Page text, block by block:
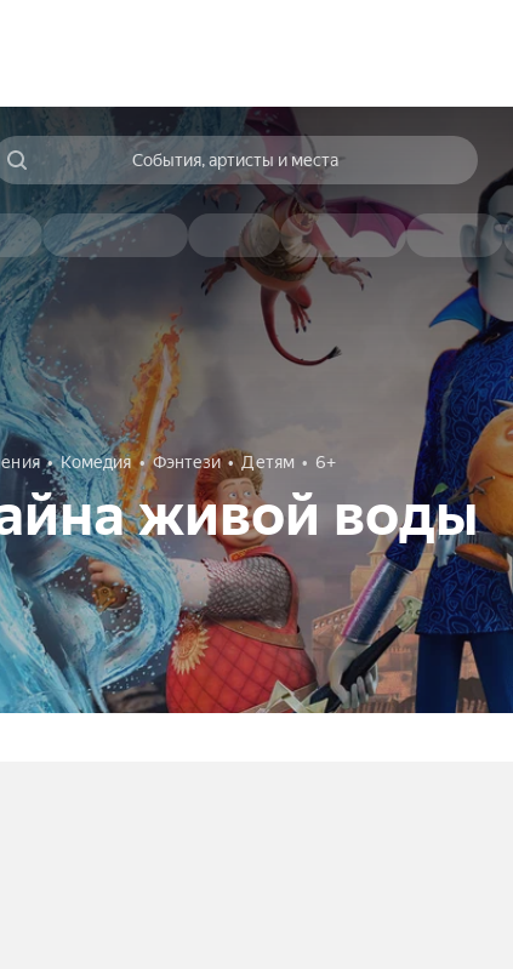
События, артисты и места
Комедия Фэнтези Детям 6+
живой воды